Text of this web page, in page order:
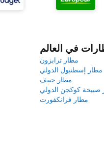
في العالم
مطار ترابزون
مطار إسطنبول الدولي
مطار جنيف
صبيحة كوكجن الدولي
مطار فرانكفورت